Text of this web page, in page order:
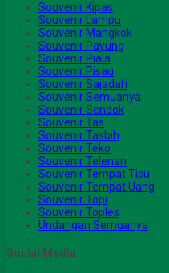
Souvenir Kipas
Souvenir Lampu
Souvenir Mangkok
Souvenir Payung
Souvenir Piala
Souvenir Pisau
Souvenir Sajadah
Souvenir Semuanya
Souvenir Sendok
Souvenir Tas
Souvenir Tasbih
Souvenir Teko
Souvenir Telenan
Souvenir Tempat Tisu
Souvenir Tempat Uang
Souvenir Topi
Souvenir Toples
Undangan Semuanya
Social Media